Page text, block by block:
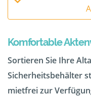
Komfortable
Sortieren Sie Ihre
Sicherheitsbehälter
mietfrei zur